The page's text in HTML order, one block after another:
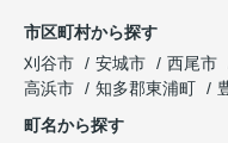
市区町村から探す
刈谷市
安城市 西尾市
高浜市
知多郡東浦町
町名から探す